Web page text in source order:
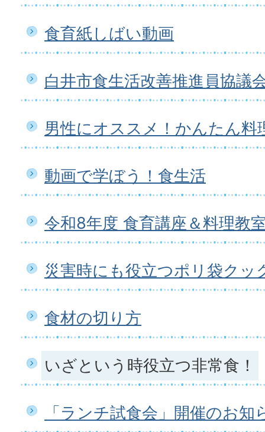
食育紙しばい動画
白井市食生活改善推進員協議
男性にオススメ！かんたん料
動画で学ぼう！食生活
令和8年度 食育講座＆料理教
災害時にも役立つポリ袋クッ
食材の切り方
いざという時役立つ非常食！
「ランチ試食会」開催のお知